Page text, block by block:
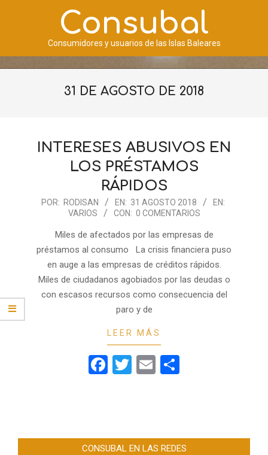
Consubal
Consumidores y usuarios de las Islas Baleares
Menú
31 DE AGOSTO DE 2018
INTERESES ABUSIVOS EN
LOS PRÉSTAMOS
RÁPIDOS
2018-
POR: RODISAN EN: 31 AGOSTO 2018
EN:
VARIOS
CON: 0 COMENTARIOS
Miles de afectados por las empresas de
préstamos al consumo La crisis financiera puso
en auge a las empresas de créditos rápidos.
Miles de ciudadanos agobiados por las deudas o
con escasos recursos como consecuencia del
paro y de
LEER MÁS
Facebook
Twitter
Email
CONSUBAL EN LAS REDES